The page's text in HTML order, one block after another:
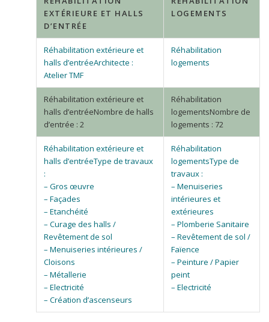
EXTÉRIEURE ET HALLS
D’ENTRÉE
LOGEMENTS
Architecte :
Atelier TMF
Nombre de halls
d’entrée : 2
Nombre de
logements : 72
Type de travaux
:
– Gros œuvre
– Façades
– Etanchéité
– Curage des halls /
Revêtement de sol
– Menuiseries intérieures /
Cloisons
– Métallerie
– Electricité
– Création d’ascenseurs
Type de
travaux :
– Menuiseries
intérieures et
extérieures
– Plomberie Sanitaire
– Revêtement de sol /
Faïence
– Peinture / Papier
peint
– Electricité